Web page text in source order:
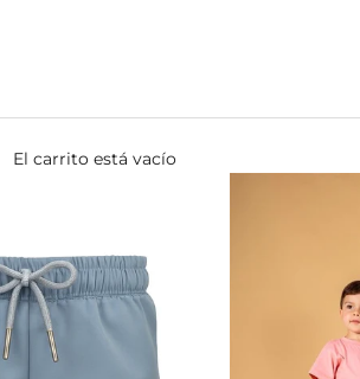
El carrito está vacío